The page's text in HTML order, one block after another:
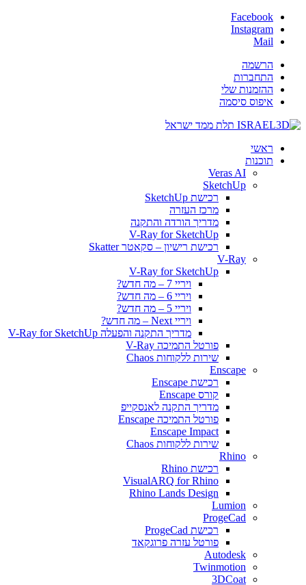
Facebook
Instagram
Mail
הרשמה
התחברות
ההזמנות שלי
איפוס סיסמה
ראשי
תוכנות
Veras AI
SketchUp
רכישת SketchUp
מרכז העזרה
מדריך הורדה והתקנה
V-Ray for SketchUp
רכישת רישיון – סקאטר Skatter
V-Ray
V-Ray for SketchUp
ויריי 7 – מה חדש?
ויריי 6 – מה חדש?
ויריי 5 – מה חדש?
ויריי Next – מה חדש?
מדריך התקנה והפעלה V-Ray for SketchUp
פורטל התמיכה V-Ray
שירות ללקוחות Chaos
Enscape
רכישת Enscape
קורס Enscape
מדריך התקנה לאנסקייפ
פורטל התמיכה Enscape
Enscape Impact
שירות ללקוחות Chaos
Rhino
רכישת Rhino
VisualARQ for Rhino
Rhino Lands Design
Lumion
ProgeCad
רכישת ProgeCad
פורטל עזרה פרוגקאד
Autodesk
Twinmotion
3DCoat